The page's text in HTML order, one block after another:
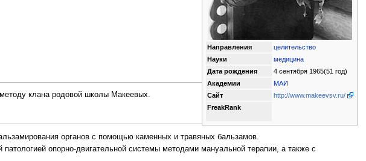
Направления
целительство
Науки
медицина
Дата рождения
4 сентября 1965(51 год)
Академии
МАИ
Сайт
http://www.makeevsv.ru/
FreakRank
клана родовой школы Макеевых.
органов с помощью каменных и травяных бальзамов.
опорно-двигательной системы методами мануальной терапии, а также с